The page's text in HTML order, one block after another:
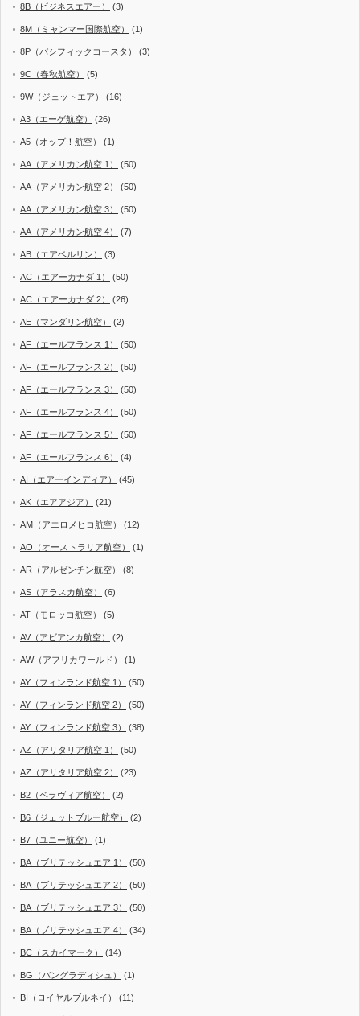
8B（ビジネスエアー） (3)
8M（ミャンマー国際航空） (1)
8P（パシフィックコースタ） (3)
9C（春秋航空） (5)
9W（ジェットエア） (16)
A3（エーゲ航空） (26)
A5（オップ！航空） (1)
AA（アメリカン航空 1） (50)
AA（アメリカン航空 2） (50)
AA（アメリカン航空 3） (50)
AA（アメリカン航空 4） (7)
AB（エアベルリン） (3)
AC（エアーカナダ 1） (50)
AC（エアーカナダ 2） (26)
AE（マンダリン航空） (2)
AF（エールフランス 1） (50)
AF（エールフランス 2） (50)
AF（エールフランス 3） (50)
AF（エールフランス 4） (50)
AF（エールフランス 5） (50)
AF（エールフランス 6） (4)
AI（エアーインディア） (45)
AK（エアアジア） (21)
AM（アエロメヒコ航空） (12)
AO（オーストラリア航空） (1)
AR（アルゼンチン航空） (8)
AS（アラスカ航空） (6)
AT（モロッコ航空） (5)
AV（アビアンカ航空） (2)
AW（アフリカワールド） (1)
AY（フィンランド航空 1） (50)
AY（フィンランド航空 2） (50)
AY（フィンランド航空 3） (38)
AZ（アリタリア航空 1） (50)
AZ（アリタリア航空 2） (23)
B2（ベラヴィア航空） (2)
B6（ジェットブルー航空） (2)
B7（ユニー航空） (1)
BA（ブリテッシュエア 1） (50)
BA（ブリテッシュエア 2） (50)
BA（ブリテッシュエア 3） (50)
BA（ブリテッシュエア 4） (34)
BC（スカイマーク） (14)
BG（バングラディシュ） (1)
BI（ロイヤルブルネイ） (11)